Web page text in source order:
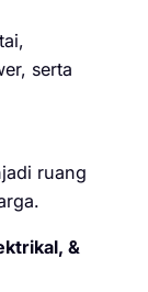
serta
ruang
&